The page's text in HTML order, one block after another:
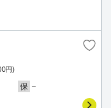
円)
保 －